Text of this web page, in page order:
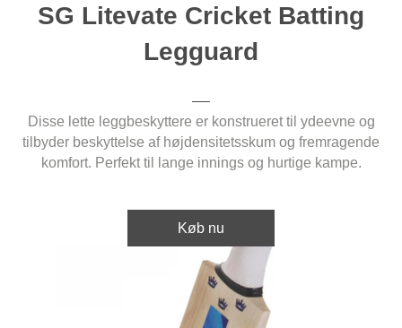
SG Litevate Cricket Batting
Legguard
Disse lette leggbeskyttere er konstrueret til ydeevne og
tilbyder beskyttelse af højdensitetsskum og fremragende
komfort. Perfekt til lange innings og hurtige kampe.
Køb nu